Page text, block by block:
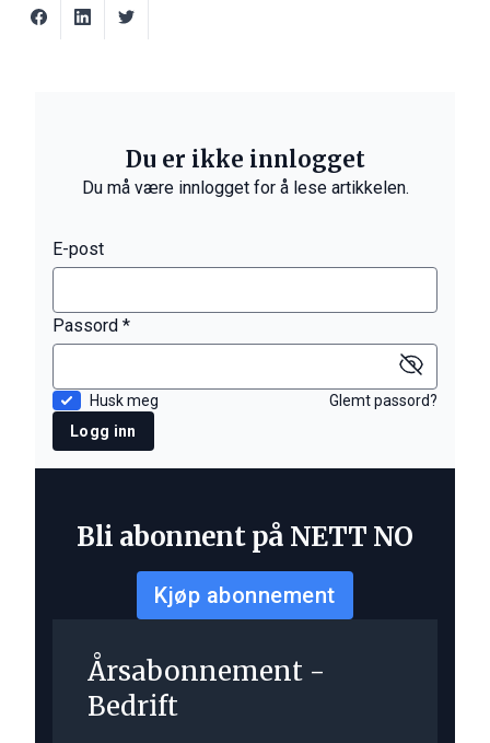
Du er ikke innlogget
Du må være innlogget for å lese artikkelen.
E-post
Passord *
Husk meg
Glemt passord?
Logg inn
Bli abonnent på NETT NO
Kjøp abonnement
Årsabonnement -
Bedrift